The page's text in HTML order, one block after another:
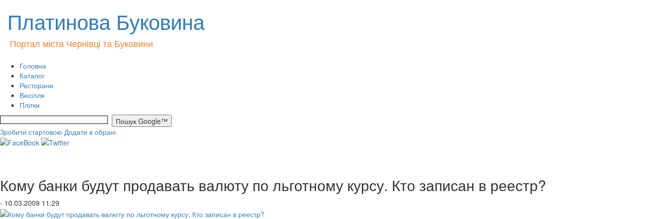
Платинова Буковина
Портал міста Чернівці та Буковини
Головна
Каталог
Ресторани
Весілля
Плітки
Зробити стартовою Додати в обрані
Кому банки будут продавать валюту по льготному курсу. Кто записан в реестр?
- 10.03.2009 11:29